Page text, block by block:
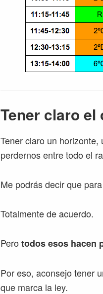
Tener claro
Tener claro un
perdernos entre todo el
Me podrás decir que
Totalmente de acuerdo.
Pero todos esos hacen
Por eso, aconsejo tener
que marca la ley.